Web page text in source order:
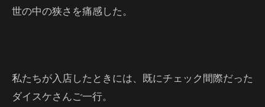
世の中の狭さを痛感した。
私たちが入店したときには、既にチェック間際だった
ダイスケさんご一行。